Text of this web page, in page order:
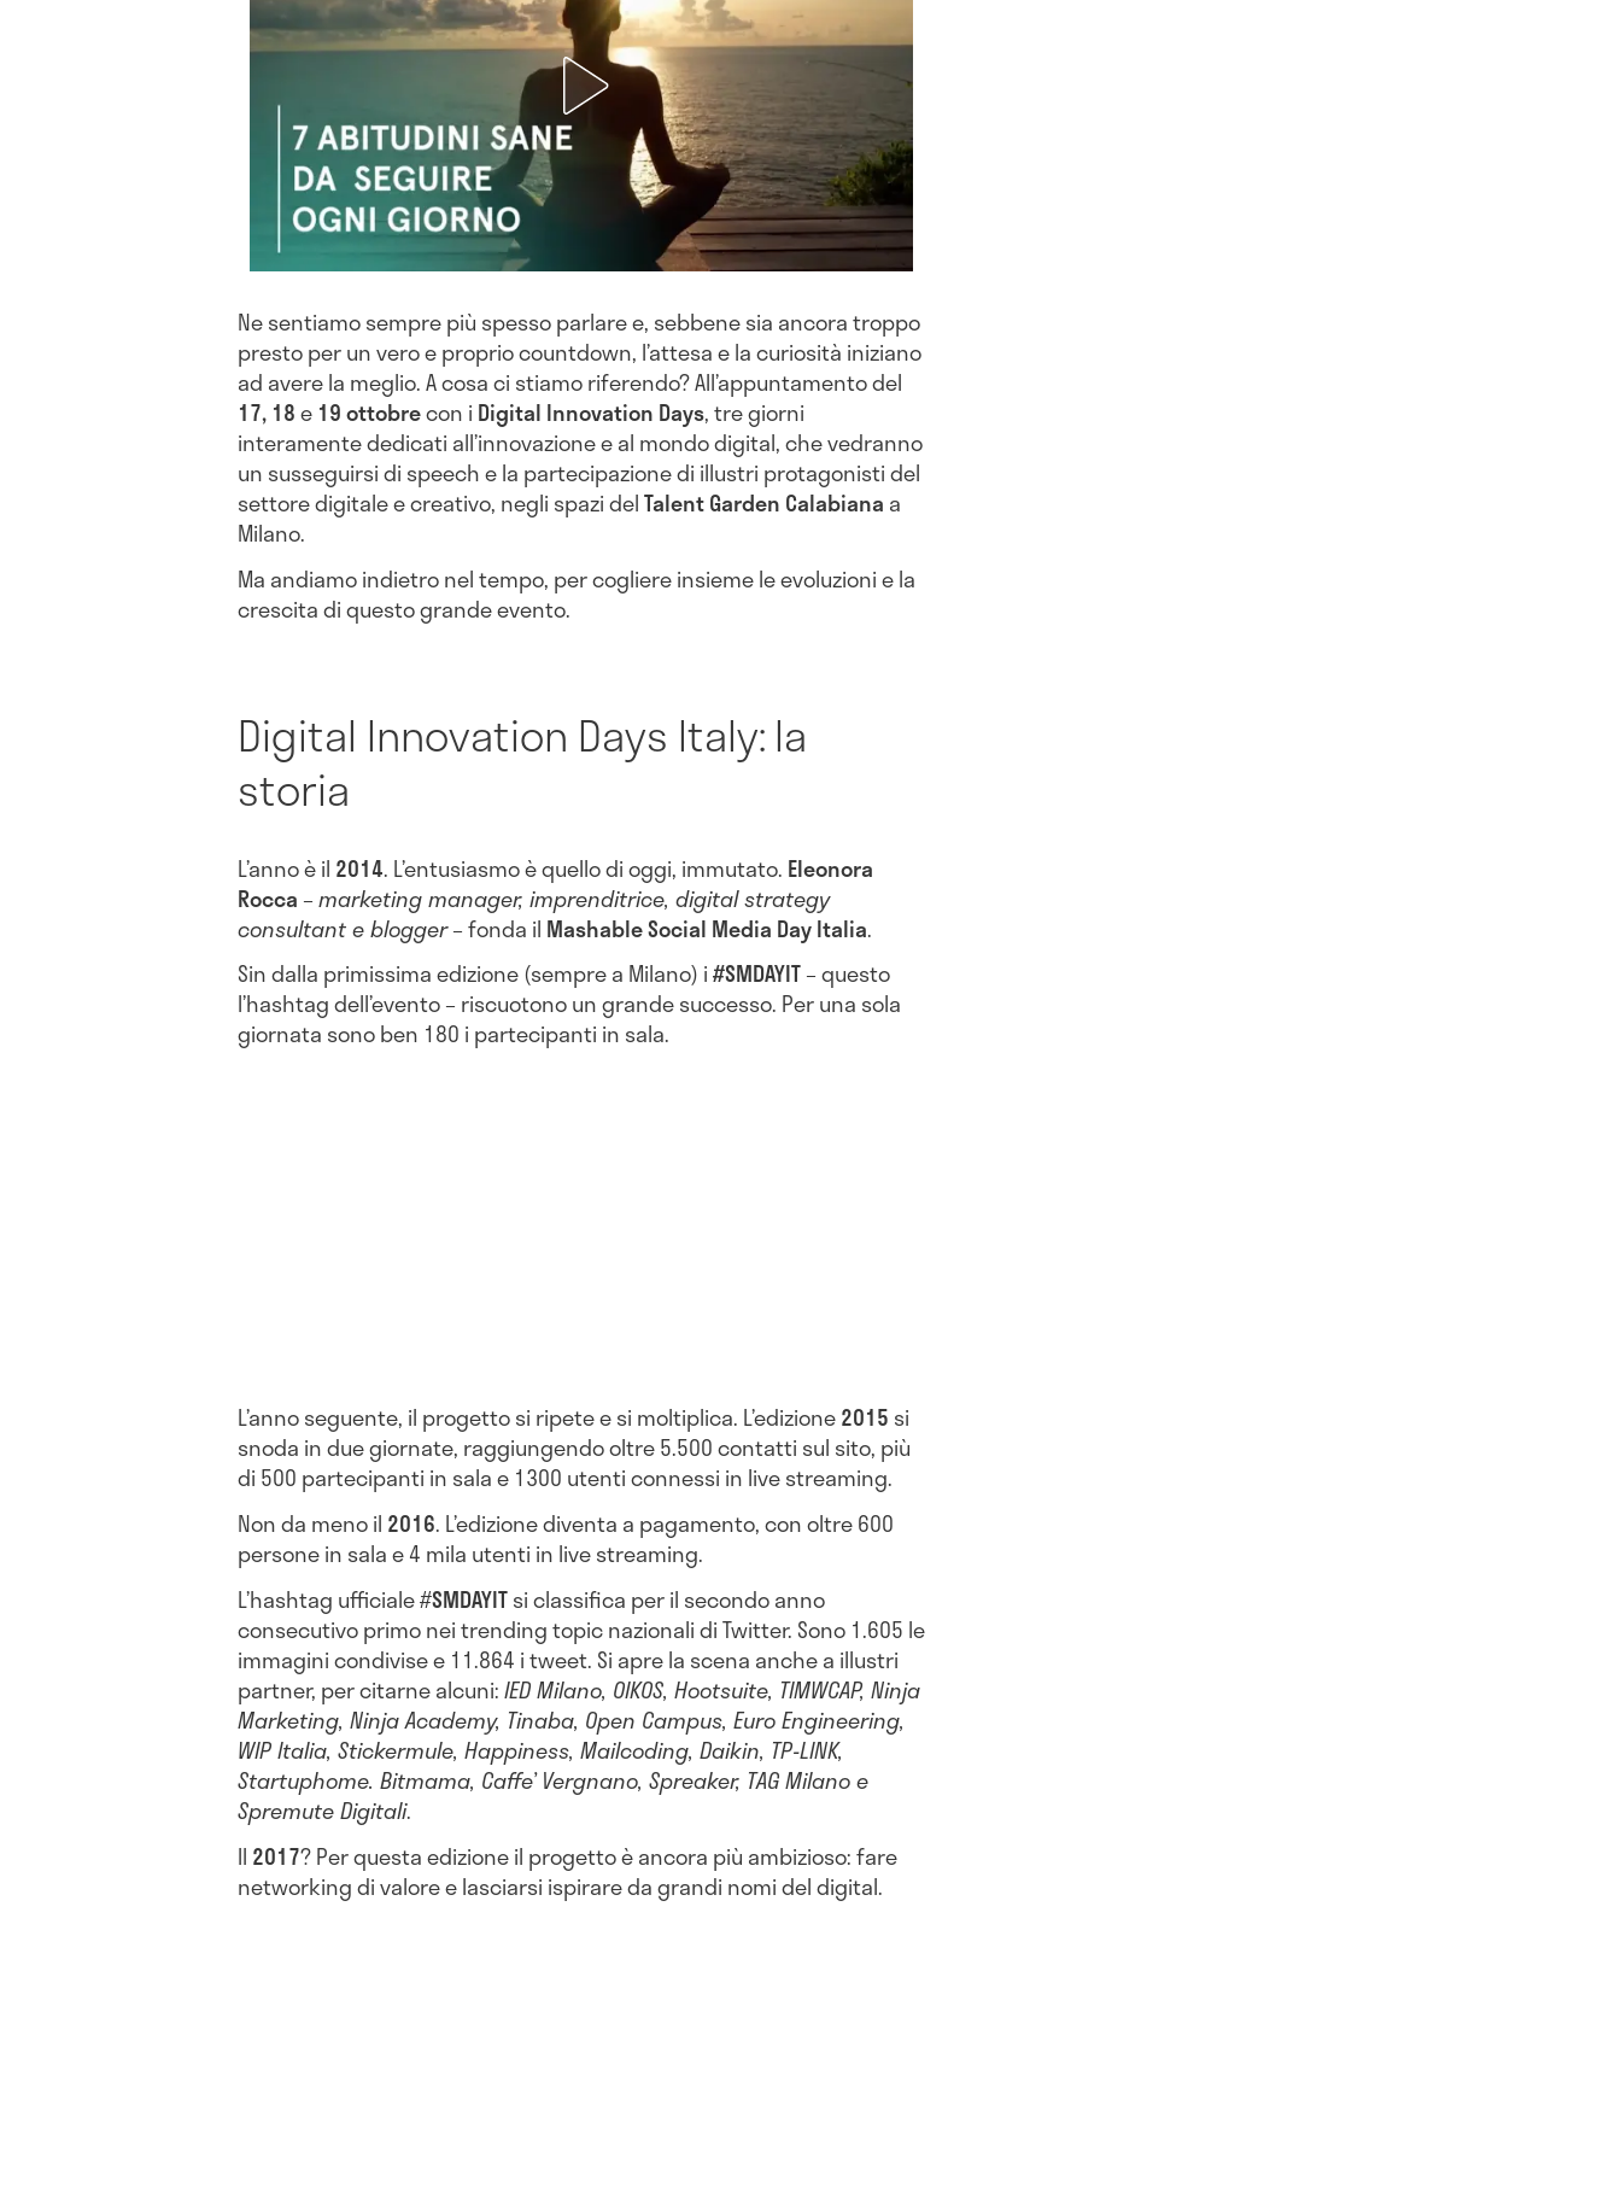
Ne sentiamo sempre più spesso parlare e, sebbene sia ancora troppo
presto per un vero e proprio countdown, l’attesa e la curiosità iniziano
ad avere la meglio. A cosa ci stiamo riferendo? All’appuntamento del
17, 18e 19 ottobrecon i Digital Innovation Days, tre giorni
interamente dedicati all’innovazione e al mondo digital, che vedranno
un susseguirsi di speech e la partecipazione di illustri protagonisti del
settore digitale e creativo, negli spazi delTalent Garden Calabiana a
Milano.
Ma andiamo indietro nel tempo, per cogliere insieme le evoluzioni e la
crescita di questo grande evento.
Digital Innovation Days Italy: la
storia
L’anno è il 2014. L’entusiasmo è quello di oggi, immutato. Eleonora
Rocca –marketing manager, imprenditrice, digital strategy
consultant e blogger– fonda il Mashable Social Media Day Italia.
Sin dalla primissima edizione (sempre a Milano) i#SMDAYIT– questo
l’hashtag dell’evento – riscuotono un grande successo. Per una sola
giornata sono ben 180 i partecipanti in sala.
L’anno seguente, il progetto si ripete e si moltiplica. L’edizione2015 si
snoda in due giornate, raggiungendo oltre 5.500 contatti sul sito, più
di 500 partecipanti in sala e 1300 utenti connessi in live streaming.
Non da meno il 2016. L’edizione diventa a pagamento, con oltre 600
persone in sala e 4 mila utenti in live streaming.
L’hashtag ufficiale #SMDAYITsi classifica per il secondo anno
consecutivo primo nei trending topic nazionali di Twitter. Sono 1.605 le
immagini condivise e 11.864 i tweet. Si apre la scena anche a illustri
partner, per citarne alcuni:IED Milano, OIKOS, Hootsuite, TIMWCAP, Ninja
Marketing, Ninja Academy, Tinaba, Open Campus, Euro Engineering,
WIP Italia, Stickermule, Happiness, Mailcoding, Daikin, TP-LINK,
Startuphome. Bitmama, Caffe’ Vergnano, Spreaker, TAG Milano e
Spremute Digitali.
Il 2017? Per questa edizione il progetto è ancora più ambizioso: fare
networking di valore e lasciarsi ispirare da grandi nomi del digital.